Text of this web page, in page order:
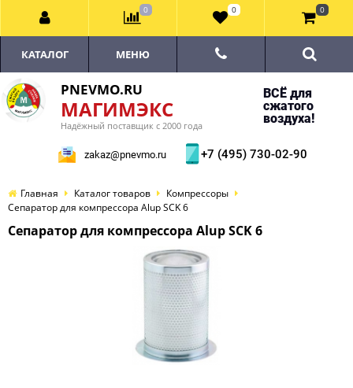
PNEVMO.RU
МАГИМЭКС
Надёжный поставщик с 2000 года
ВСЁ для
сжатого
воздуха!
zakaz@pnevmo.ru +7 (495) 730-02-90
КАТАЛОГ МЕНЮ
Главная Каталог товаров
Компрессоры
Сепаратор для компрессора Alup SCK 6
Сепаратор для компрессора Alup SCK 6
0 0 0